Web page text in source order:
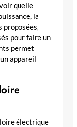
quelle
la
proposées,
pour faire un
permet
appareil
électrique